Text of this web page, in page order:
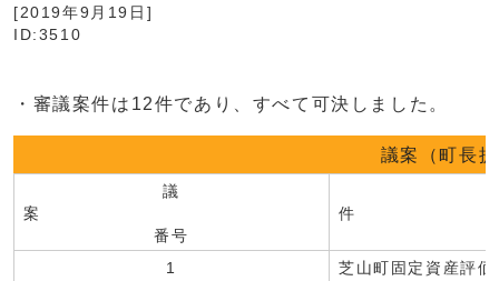
[2019年9月19日]
ID:3510
・審議案件は12件であり、すべて可決しました。
議案（町長
議
案
番号
件
1
芝山町固定資産評